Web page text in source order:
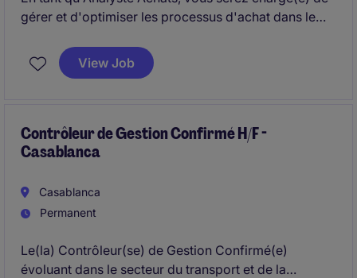
gérer et d'optimiser les processus d'achat dans le
l'analyse des données et la collaboration avec les
équipes internes pour garantir l'efficacité des
View Job
Contrôleur de Gestion Confirmé H/F -
Casablanca
Casablanca
Permanent
Le(la) Contrôleur(se) de Gestion Confirmé(e)
évoluant dans le secteur du transport et de la